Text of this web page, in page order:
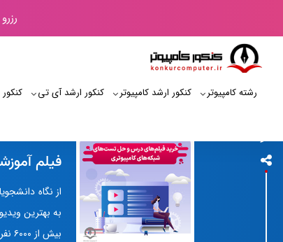
رشته کامپیوتر کنکور ارشد کامپیوتر کنکور ارشد آی‌ تی
فیلم
به بهترین
بیش از ۶۰۰۰ نفر این فیلم را تهیه می‌کنند